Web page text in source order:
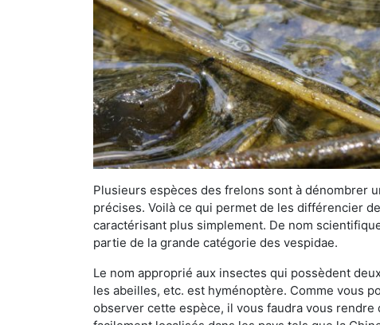
Plusieurs espèces des frelons sont à dénombrer
précises. Voilà ce qui permet de les différencier
caractérisant plus simplement. De nom
partie de la grande catégorie des vespidae.
Le nom approprié aux insectes qui possèdent
les abeilles, etc. est hyménoptère. Comme vous
observer cette espèce, il vous faudra vous